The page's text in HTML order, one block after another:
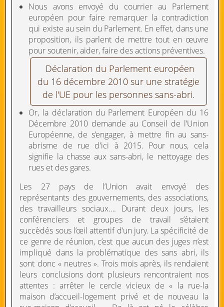
Nous avons envoyé du courrier au Parlement
européen pour faire remarquer la contradiction
qui existe au sein du Parlement. En effet, dans une
proposition, ils parlent de mettre tout en œuvre
pour soutenir, aider, faire des actions préventives.
Déclaration du Parlement européen
du 16 décembre 2010 sur une stratégie
de l'UE pour les personnes sans-abri.
Or, la déclaration du Parlement Européen du 16
Décembre 2010 demande au Conseil de l’Union
Européenne, de s’engager, à mettre fin au sans-
abrisme de rue d'ici à 2015. Pour nous, cela
signifie la chasse aux sans-abri, le nettoyage des
rues et des gares.
Les 27 pays de l’Union avait envoyé des
représentants des gouvernements, des associations,
des travailleurs sociaux…. Durant deux jours, les
conférenciers et groupes de travail s’étaient
succèdés sous l’œil attentif d’un jury. La spécificité de
ce genre de réunion, c’est que aucun des juges n’est
impliqué dans la problématique des sans abri, ils
sont donc « neutres ». Trois mois après, ils rendaient
leurs conclusions dont plusieurs rencontraient nos
attentes : arrêter le cercle vicieux de « la rue-la
maison d’accueil-logement privé et de nouveau la